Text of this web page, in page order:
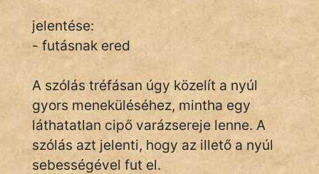
Szólások
Tréfás
IRODALOM
jelentése:
- futásnak ered
A szólás tréfásan úgy közelít a nyúl
gyors meneküléséhez, mintha egy
láthatatlan cipő varázsereje lenne. A
szólás azt jelenti, hogy az illető a nyúl
sebességével fut el.